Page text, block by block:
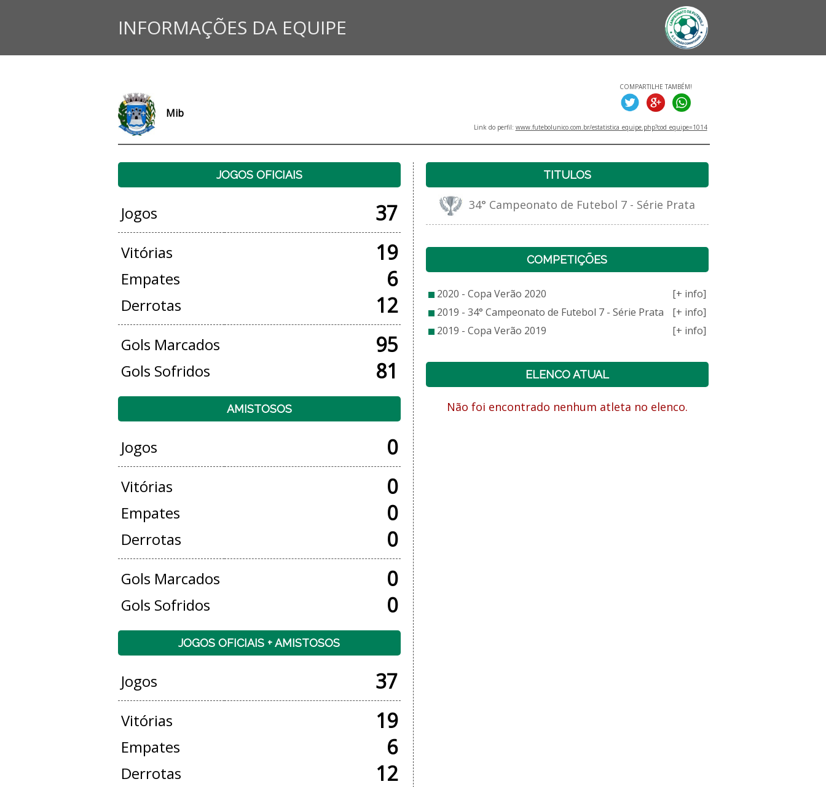
INFORMAÇÕES DA EQUIPE
Mib
COMPARTILHE TAMBÉM!
Link do perfil: www.futebolunico.com.br/estatistica_equipe.php?cod_equipe=1014
JOGOS OFICIAIS
Jogos 37
Vitórias 19
Empates 6
Derrotas 12
Gols Marcados 95
Gols Sofridos 81
AMISTOSOS
Jogos 0
Vitórias 0
Empates 0
Derrotas 0
Gols Marcados 0
Gols Sofridos 0
JOGOS OFICIAIS + AMISTOSOS
Jogos 37
Vitórias 19
Empates 6
Derrotas 12
TITULOS
34° Campeonato de Futebol 7 - Série Prata
COMPETIÇÕES
2020 - Copa Verão 2020
[+ info]
2019 - 34° Campeonato de Futebol 7 - Série Prata
[+ info]
2019 - Copa Verão 2019
[+ info]
ELENCO ATUAL
Não foi encontrado nenhum atleta no elenco.